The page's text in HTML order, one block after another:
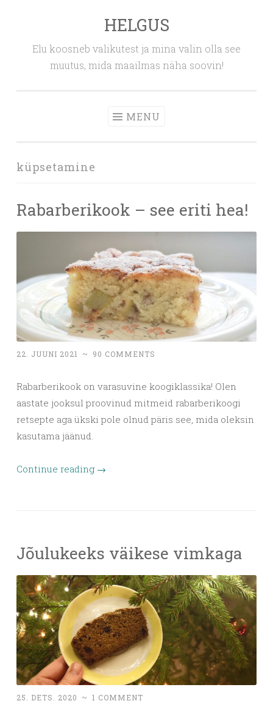
HELGUS
Elu koosneb valikutest ja mina valin olla see
muutus, mida maailmas näha soovin!
MENU
küpsetamine
Rabarberikook – see eriti hea!
22. JUUNI 2021 ~ 90 COMMENTS
Rabarberikook on varasuvine koogiklassika! Olen
aastate jooksul proovinud mitmeid rabarberikoogi
retsepte aga ükski pole olnud päris see, mida oleksin
kasutama jäänud.
Continue reading →
Jõulukeeks väikese vimkaga
25. DETS. 2020 ~ 1 COMMENT